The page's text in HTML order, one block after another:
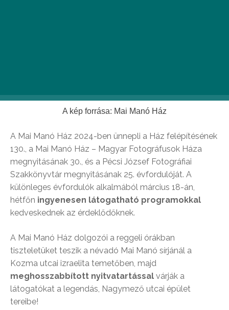
A kép forrása: Mai Manó Ház
A Mai Manó Ház 2024-ben ünnepli a Ház felépítésének
130., a Mai Manó Ház – Magyar Fotográfusok Háza
megnyitásának 30., és a Pécsi József Fotográfiai
Szakkönyvtár megnyitásának 25. évfordulóját. A
különleges évfordulók alkalmából március 18-án,
hétfőn ingyenesen látogatható programokkal
kedveskednek az érdeklődőknek.
A Mai Manó Ház dolgozói a reggeli órákban
tiszteletüket teszik a névadó Mai Manó sírjánál a
Kozma utcai izraelita temetőben, majd
meghosszabbított nyitvatartással várják a
látogatókat a legendás, Nagymező utcai épület
tereibe!